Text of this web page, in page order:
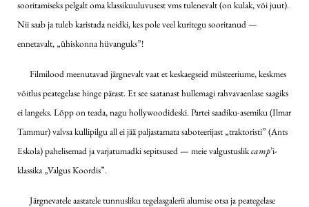
sooritamiseks pelgalt oma klassikuuluvusest vms tulenevalt (on kulak, või juut).
Nii saab ja tuleb karistada neidki, kes pole veel kuritegu sooritanud —
ennetavalt, „ühiskonna hüvanguks”!
Filmilood meenutavad järgnevalt vaat et keskaegseid müsteeriume, keskmes
võitlus peategelase hinge pärast. Et see saatanast hullemagi rahvavaenlase saagiks
ei langeks. Lõpp on teada, nagu hollywoodideski. Partei saadiku-asemiku (Ilmar
Tammur) valvsa kullipilgu all ei jää paljastamata saboteerijast „traktoristi” (Ants
Eskola) pahelisemad ja varjatumadki sepitsused — meie valgustuslikcamp’i-
klassika „Valgus Koordis”.
Järgnevatele aastatele tunnusliku tegelasgalerii alumise otsa ja peategelase